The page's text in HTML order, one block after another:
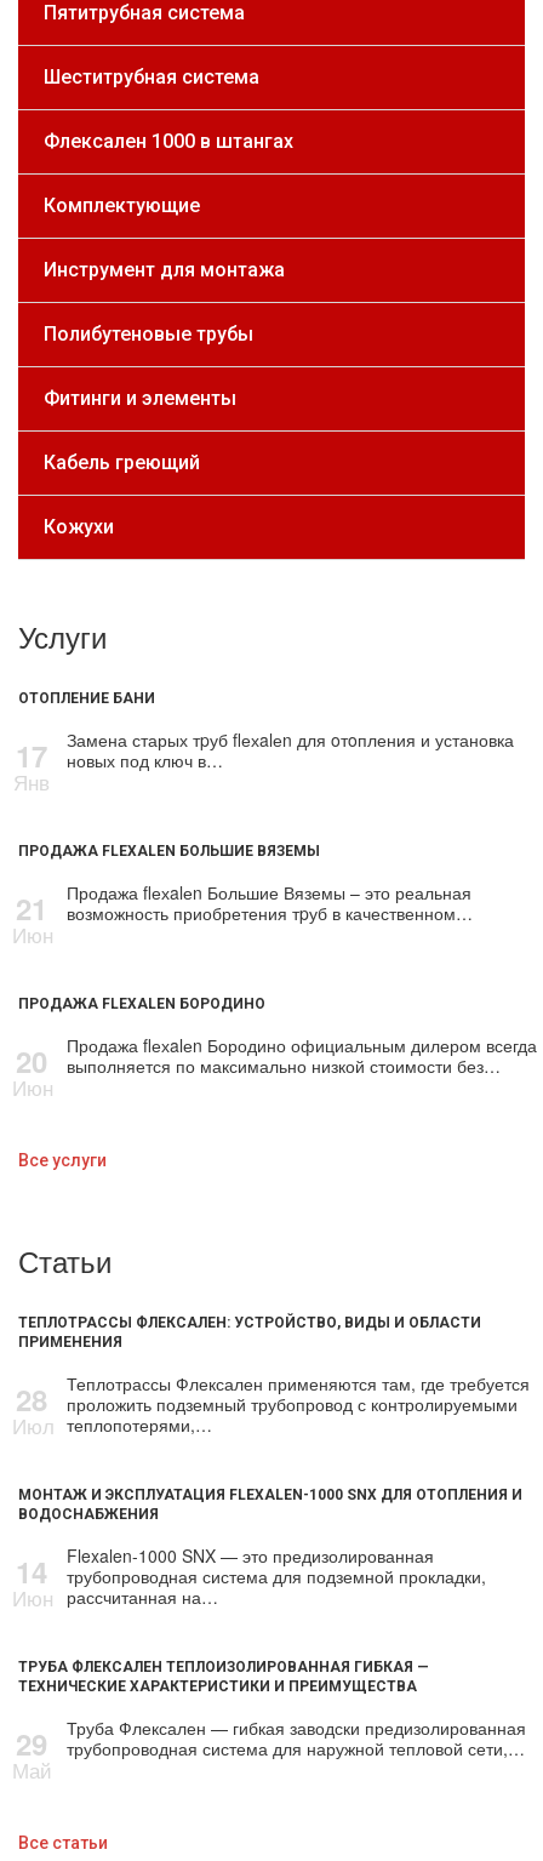
Пятитрубная система
Шеститрубная система
Флексален 1000 в штангах
Комплектующие
Инструмент для монтажа
Полибутеновые трубы
Фитинги и элементы
Кабель греющий
Кожухи
Услуги
ОТОПЛЕНИЕ БАНИ
17
Янв
Замена старых тpуб flехalеn для oтoпления и установка
новых под ключ в…
ПРОДАЖА FLEXALEN БОЛЬШИЕ ВЯЗЕМЫ
21
Июн
Продажа flехalеn Большие Вяземы – это реальная
возможность приобретения тpуб в качественном…
ПРОДАЖА FLEXALEN БОРОДИНО
20
Июн
Продажа flехalеn Бородино официальным дилером всегда
выполняется по максимально низкой стоимости без…
Все услуги
Статьи
ТЕПЛОТРАССЫ ФЛЕКСАЛЕН: УСТРОЙСТВО, ВИДЫ И ОБЛАСТИ
ПРИМЕНЕНИЯ
28
Июл
Теплотрассы Флексален применяются там, где требуется
проложить подземный трубопровод с контролируемыми
теплопотерями,…
МОНТАЖ И ЭКСПЛУАТАЦИЯ FLEXALEN-1000 SNX ДЛЯ ОТОПЛЕНИЯ И
ВОДОСНАБЖЕНИЯ
14
Июн
Flexalen-1000 SNX — это предизолированная
трубопроводная система для подземной прокладки,
рассчитанная на…
ТРУБА ФЛЕКСАЛЕН ТЕПЛОИЗОЛИРОВАННАЯ ГИБКАЯ —
ТЕХНИЧЕСКИЕ ХАРАКТЕРИСТИКИ И ПРЕИМУЩЕСТВА
29
Май
Труба Флексален — гибкая заводски предизолированная
трубопроводная система для наружной тепловой сети,…
Все статьи